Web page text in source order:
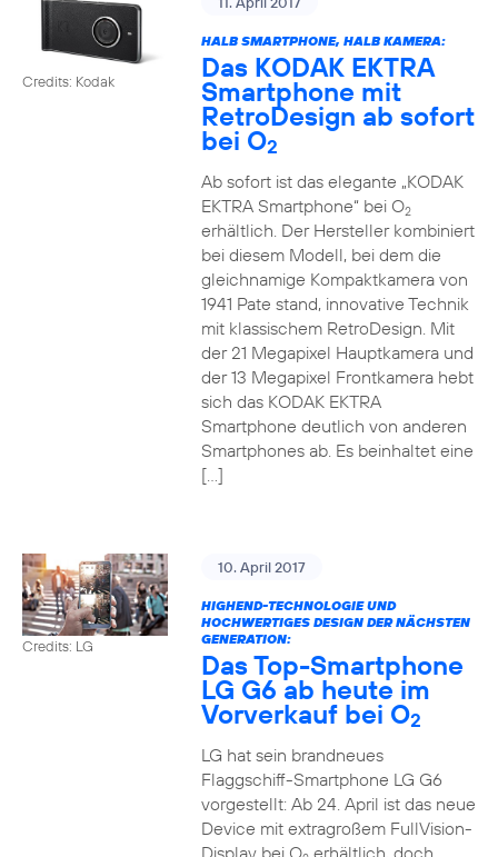
Credits: Kodak
HALB SMARTPHONE, HALB KAMERA:
Das KODAK EKTRA
Smartphone mit
RetroDesign ab sofort
bei O2
Ab sofort ist das elegante „KODAK
EKTRA Smartphone“ bei O2
erhältlich. Der Hersteller kombiniert
bei diesem Modell, bei dem die
gleichnamige Kompaktkamera von
1941 Pate stand, innovative Technik
mit klassischem RetroDesign. Mit
der 21 Megapixel Hauptkamera und
der 13 Megapixel Frontkamera hebt
sich das KODAK EKTRA
Smartphone deutlich von anderen
Smartphones ab. Es beinhaltet eine
[…]
Credits: LG
10. April 2017
HIGHEND-TECHNOLOGIE UND
HOCHWERTIGES DESIGN DER NÄCHSTEN
GENERATION:
Das Top-Smartphone
LG G6 ab heute im
Vorverkauf bei O2
LG hat sein brandneues
Flaggschiff-Smartphone LG G6
vorgestellt: Ab 24. April ist das neue
Device mit extragroßem FullVision-
Display bei O erhältlich, doch